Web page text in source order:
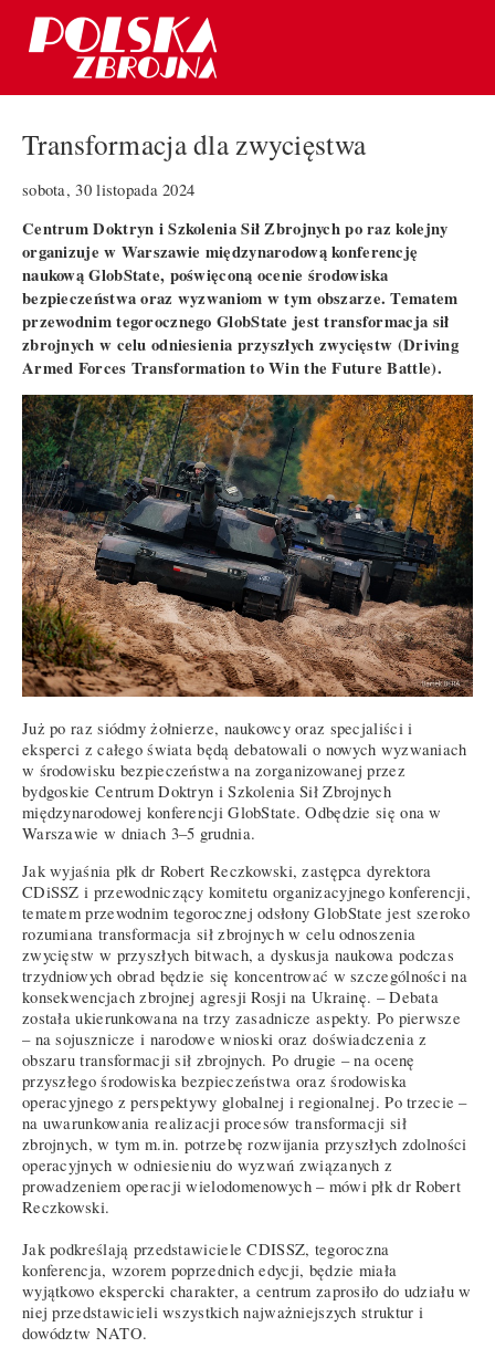
Transformacja dla zwycięstwa
sobota, 30 listopada 2024
Centrum Doktryn i Szkolenia Sił Zbrojnych po raz kolejny
organizuje w Warszawie międzynarodową konferencję
naukową GlobState, poświęconą ocenie środowiska
bezpieczeństwa oraz wyzwaniom w tym obszarze. Tematem
przewodnim tegorocznego GlobState jest transformacja sił
zbrojnych w celu odniesienia przyszłych zwycięstw (Driving
Armed Forces Transformation to Win the Future Battle).
Już po raz siódmy żołnierze, naukowcy oraz specjaliści i
eksperci z całego świata będą debatowali o nowych wyzwaniach
w środowisku bezpieczeństwa na zorganizowanej przez
bydgoskie Centrum Doktryn i Szkolenia Sił Zbrojnych
międzynarodowej konferencji GlobState. Odbędzie się ona w
Warszawie w dniach 3–5 grudnia.
Jak wyjaśnia płk dr Robert Reczkowski, zastępca dyrektora
CDiSSZ i przewodniczący komitetu organizacyjnego konferencji,
tematem przewodnim tegorocznej odsłony GlobState jest szeroko
rozumiana transformacja sił zbrojnych w celu odnoszenia
zwycięstw w przyszłych bitwach, a dyskusja naukowa podczas
trzydniowych obrad będzie się koncentrować w szczególności na
konsekwencjach zbrojnej agresji Rosji na Ukrainę. – Debata
została ukierunkowana na trzy zasadnicze aspekty. Po pierwsze
– na sojusznicze i narodowe wnioski oraz doświadczenia z
obszaru transformacji sił zbrojnych. Po drugie – na ocenę
przyszłego środowiska bezpieczeństwa oraz środowiska
operacyjnego z perspektywy globalnej i regionalnej. Po trzecie –
na uwarunkowania realizacji procesów transformacji sił
zbrojnych, w tym m.in. potrzebę rozwijania przyszłych zdolności
operacyjnych w odniesieniu do wyzwań związanych z
prowadzeniem operacji wielodomenowych – mówi płk dr Robert
Reczkowski.
Jak podkreślają przedstawiciele CDISSZ, tegoroczna
konferencja, wzorem poprzednich edycji, będzie miała
wyjątkowo ekspercki charakter, a centrum zaprosiło do udziału w
niej przedstawicieli wszystkich najważniejszych struktur i
dowództw NATO.